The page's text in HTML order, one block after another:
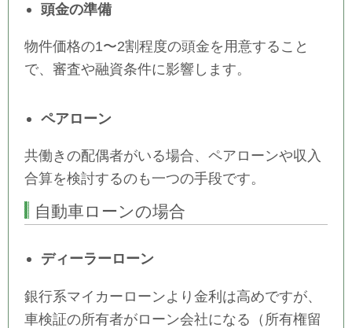
頭金の準備
物件価格の1〜2割程度の頭金を用意すること
で、審査や融資条件に影響します。
ペアローン
共働きの配偶者がいる場合、ペアローンや収入
合算を検討するのも一つの手段です。
自動車ローンの場合
ディーラーローン
銀行系マイカーローンより金利は高めですが、
車検証の所有者がローン会社になる（所有権留